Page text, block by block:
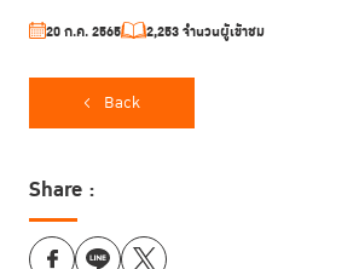
20 ก.ค. 2565 2,253 จำนวนผู้เข้าชม
Back
Share :